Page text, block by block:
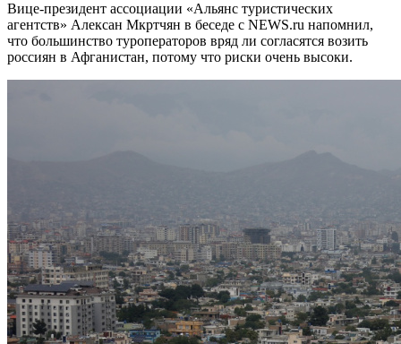
Вице-президент ассоциации «Альянс туристических
агентств» Алексан Мкртчян в беседе с NEWS.ru напомнил,
что большинство туроператоров вряд ли согласятся возить
россиян в Афганистан, потому что риски очень высоки.